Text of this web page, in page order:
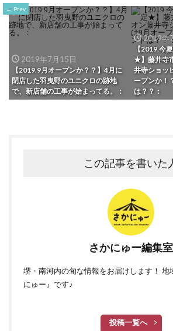
Prev
2019年7月15日
【2019.9月オープンか？？】4月に
閉店した羽曳野のユニクロの跡地
で、新店舗の工事が始まってる。：
2019年
【2019.今
★】藤井寺
井寺ショッ
ープンか！
は？？：
この記事を書いた
さかにゅー編集室
堺・南河内の旬な情報をお届けします！ 地
にゅー』です♪
投稿一覧へ